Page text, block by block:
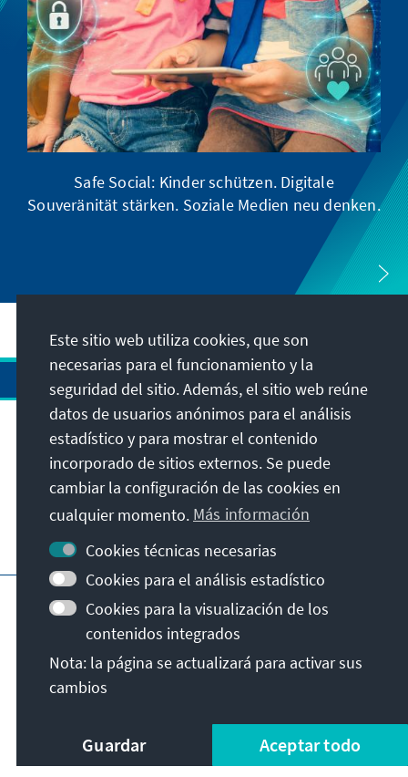
Safe Social: Kinder schützen. Digitale
Souveränität stärken. Soziale Medien neu denken.
Dirección
Contacto
Visita también
Página principal de la KAS
Protección de datos
Condiciones de uso
Declaración sobre accesibilidad
Notificar barrera
© Konrad-Adenauer-Stiftung e.V. 2026
Este sitio web utiliza cookies, que son
necesarias para el funcionamiento y la
seguridad del sitio. Además, el sitio web reúne
datos de usuarios anónimos para el análisis
estadístico y para mostrar el contenido
incorporado de sitios externos. Se puede
cambiar la configuración de las cookies en
cualquier momento. Más información
Cookies técnicas necesarias
Cookies para el análisis estadístico
Cookies para la visualización de los
contenidos integrados
Nota: la página se actualizará para activar sus
cambios
Guardar Aceptar todo